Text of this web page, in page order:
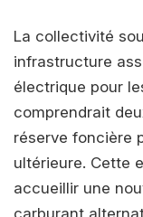
La collectivité
infrastructure
électrique pour
comprendrait
réserve foncière
ultérieure. Cette
accueillir une